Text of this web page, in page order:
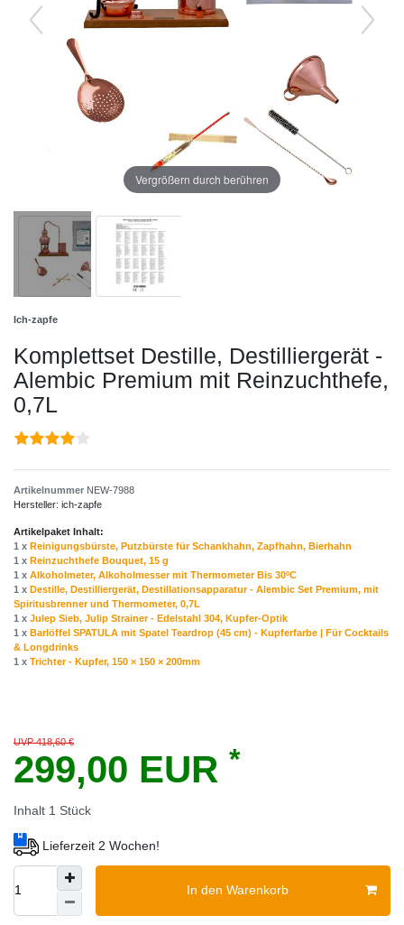
Vergrößern durch berühren
Ich-zapfe
Komplettset Destille, Destilliergerät -
Alembic Premium mit Reinzuchthefe,
0,7L
Artikelnummer NEW-7988
Hersteller: ich-zapfe
Artikelpaket Inhalt:
1 x Reinigungsbürste, Putzbürste für Schankhahn, Zapfhahn, Bierhahn
1 x Reinzuchthefe Bouquet, 15 g
1 x Alkoholmeter, Alkoholmesser mit Thermometer Bis 30ºC
1 x Destille, Destilliergerät, Destillationsapparatur - Alembic Set Premium, mit
Spiritusbrenner und Thermometer, 0,7L
1 x Julep Sieb, Julip Strainer - Edelstahl 304, Kupfer-Optik
1 x Barlöffel SPATULA mit Spatel Teardrop (45 cm) - Kupferfarbe | Für Cocktails
& Longdrinks
1 x Trichter - Kupfer, 150 × 150 × 200mm
UVP 418,60 €
299,00 EUR *
Inhalt 1 Stück
Lieferzeit 2 Wochen!
In den Warenkorb